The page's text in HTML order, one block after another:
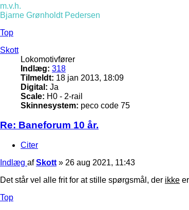
m.v.h.
Bjarne Grønholdt Pedersen
Top
Skott
Lokomotivfører
Indlæg: 318
Tilmeldt: 18 jan 2013, 18:09
Digital: Ja
Scale: H0 - 2-rail
Skinnesystem: peco code 75
Re: Baneforum 10 år.
Citer
Indlæg afSkott » 26 aug 2021, 11:43
Det står vel alle frit for at stille spørgsmål, der ikke
Top